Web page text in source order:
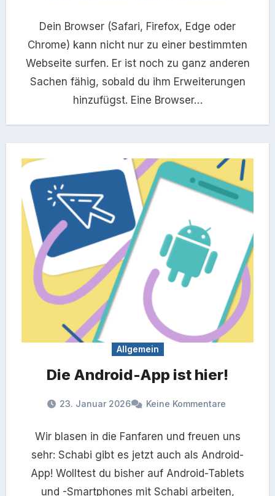
Dein Browser (Safari, Firefox, Edge oder
Chrome) kann nicht nur zu einer bestimmten
Webseite surfen. Er ist noch zu ganz anderen
Sachen fähig, sobald du ihm Erweiterungen
hinzufügst. Eine Browser…
Allgemein
Die Android-App ist hier!
23. Januar 2026 Keine Kommentare
Wir blasen in die Fanfaren und freuen uns
sehr: Schabi gibt es jetzt auch als Android-
App! Wolltest du bisher auf Android-Tablets
und -Smartphones mit Schabi arbeiten,